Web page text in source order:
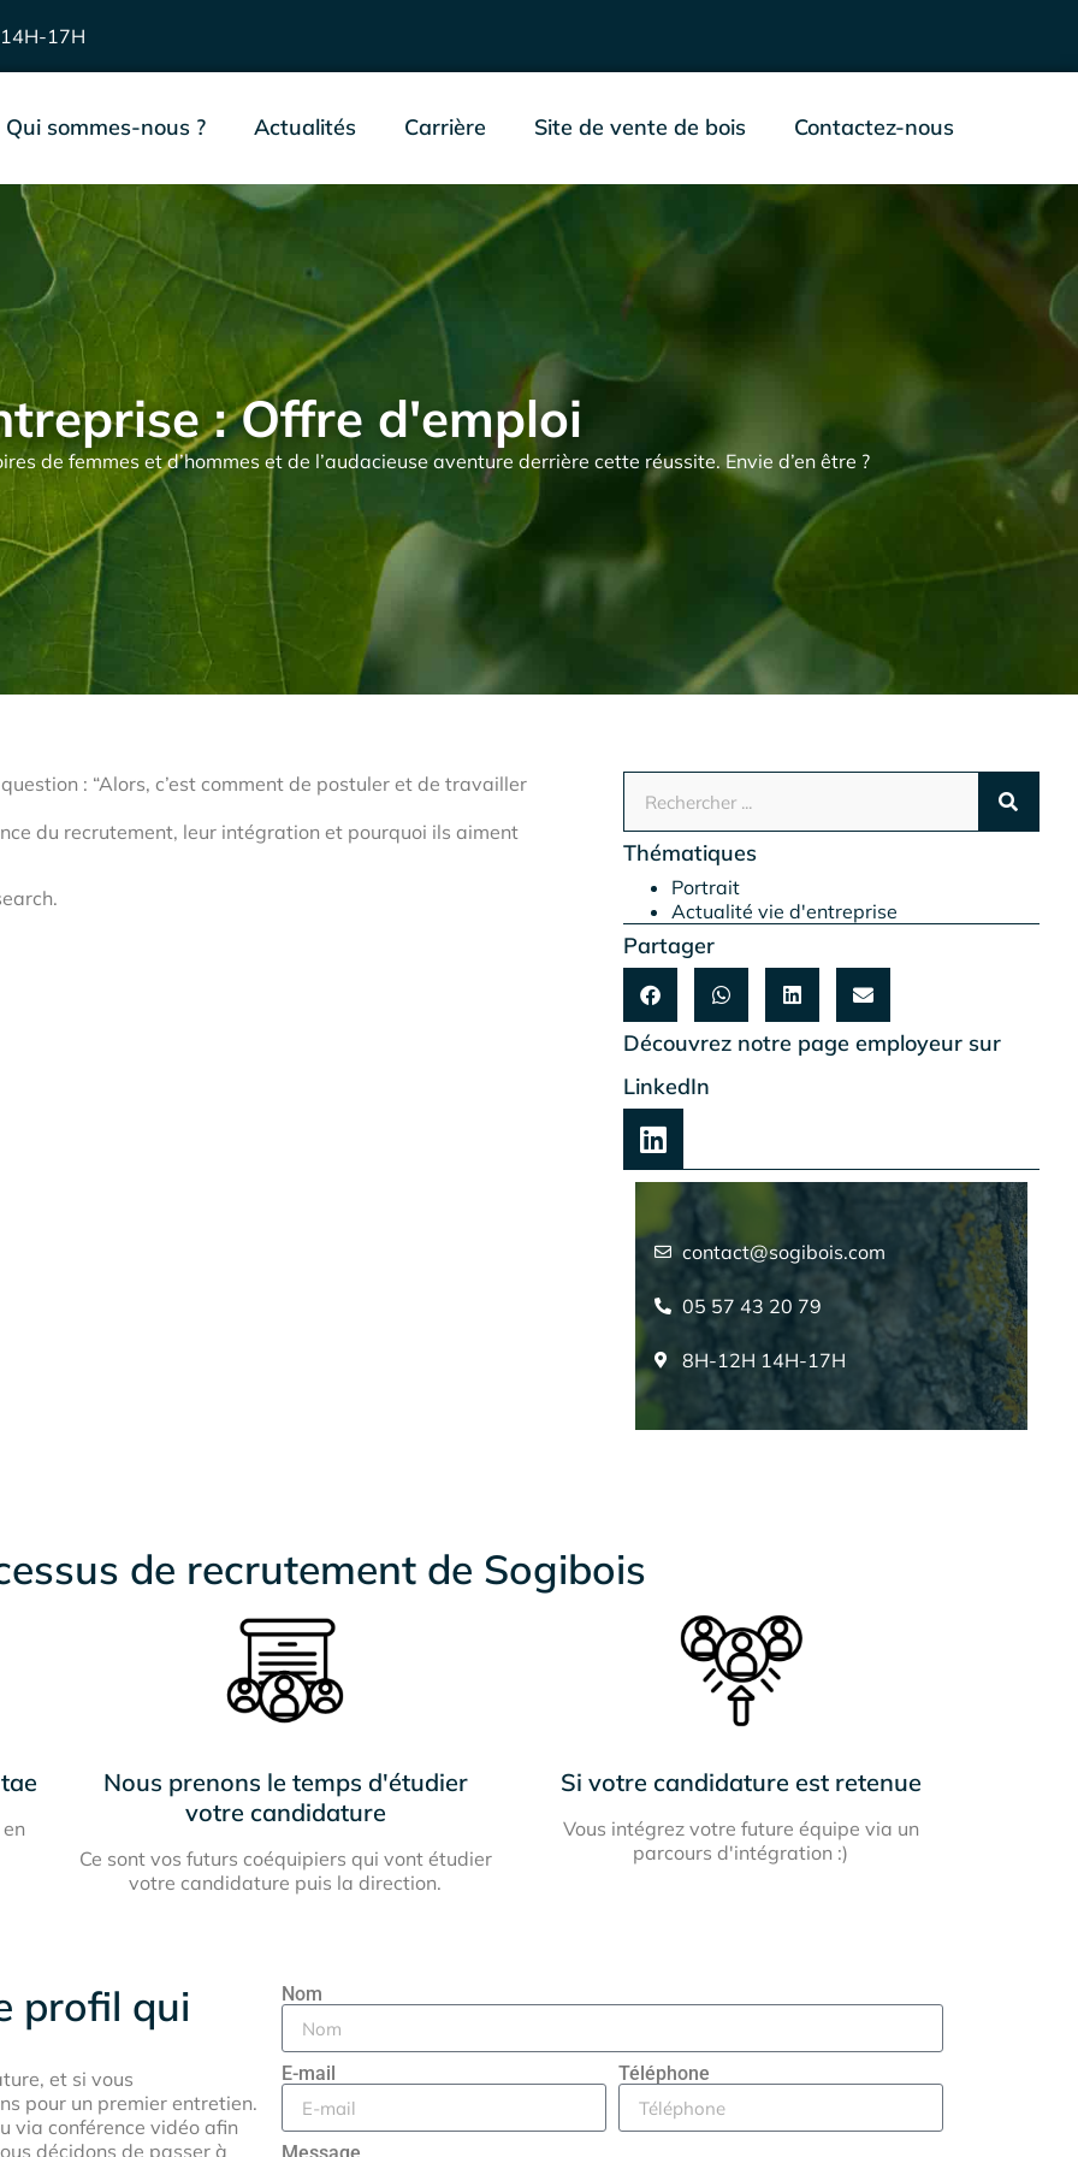
17H
Qui sommes-nous ? Actualités Carrière Site de vente de bois Contactez-nous
: Offre d'emploi
de femmes et d’hommes et de l’audacieuse aventure derrière cette réussite. Envie d’en être ?
: “Alors, c’est comment de postuler et de travailler
du recrutement, leur intégration et pourquoi ils aiment
Thématiques
Portrait
Actualité vie d'entreprise
Partager
Découvrez notre page employeur sur
LinkedIn
contact@sogibois.com
05 57 43 20 79
8H-12H 14H-17H
de recrutement de Sogibois
Nous prenons le temps d'étudier
votre candidature
Ce sont vos futurs coéquipiers qui vont étudier
votre candidature puis la direction.
Si votre candidature est retenue
Vous intégrez votre future équipe via un
parcours d'intégration :)
profil qui
et si vous
pour un premier entretien.
via conférence vidéo afin
décidons de passer à
Nom
E-mail Téléphone